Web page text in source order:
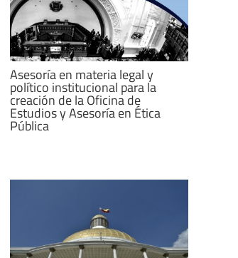
Asesoría en materia legal y
político institucional para la
creación de la Oficina de
Estudios y Asesoría en Ética
Pública